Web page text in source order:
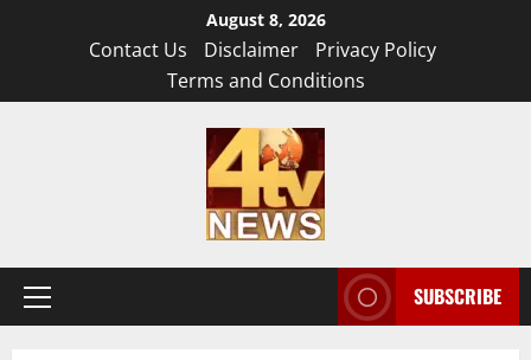
August 8, 2026
Contact Us Disclaimer
Privacy Policy
Terms and Conditions
Primary
SUBSCRIBE